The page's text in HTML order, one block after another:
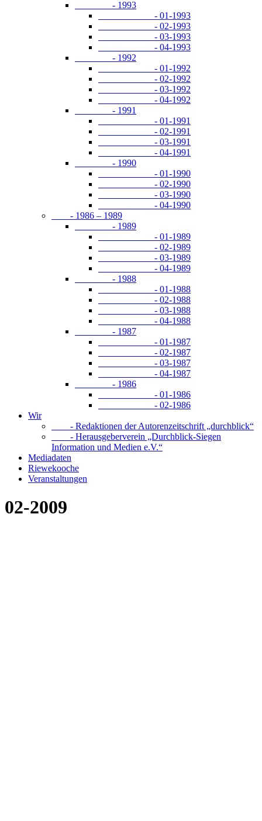
- 1993
- 01-1993
- 02-1993
- 03-1993
- 04-1993
- 1992
- 01-1992
- 02-1992
- 03-1992
- 04-1992
- 1991
- 01-1991
- 02-1991
- 03-1991
- 04-1991
- 1990
- 01-1990
- 02-1990
- 03-1990
- 04-1990
- 1986 – 1989
- 1989
- 01-1989
- 02-1989
- 03-1989
- 04-1989
- 1988
- 01-1988
- 02-1988
- 03-1988
- 04-1988
- 1987
- 01-1987
- 02-1987
- 03-1987
- 04-1987
- 1986
- 01-1986
- 02-1986
Wir
- Redaktionen der Autorenzeitschrift „durchblick“
- Herausgeberverein „Durchblick-Siegen
Information und Medien e.V.“
Mediadaten
Riewekooche
Veranstaltungen
02-2009